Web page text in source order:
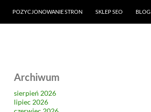
POZYCJONOWANIE STRON
SKLEP SEO BLOG
Archiwum
sierpień 2026
lipiec 2026